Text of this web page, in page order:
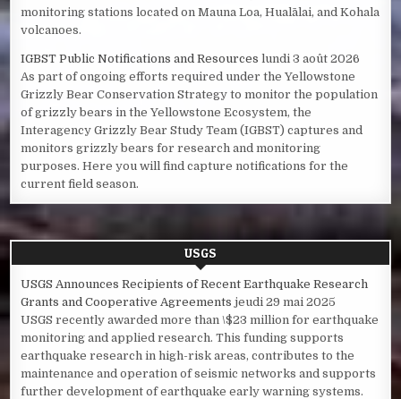
monitoring stations located on Mauna Loa, Hualālai, and Kohala
volcanoes.
IGBST Public Notifications and Resources lundi 3 août 2026
As part of ongoing efforts required under the Yellowstone
Grizzly Bear Conservation Strategy to monitor the population
of grizzly bears in the Yellowstone Ecosystem, the
Interagency Grizzly Bear Study Team (IGBST) captures and
monitors grizzly bears for research and monitoring
purposes. Here you will find capture notifications for the
current field season.
USGS
USGS Announces Recipients of Recent Earthquake Research
Grants and Cooperative Agreements jeudi 29 mai 2025
USGS recently awarded more than \$23 million for earthquake
monitoring and applied research. This funding supports
earthquake research in high-risk areas, contributes to the
maintenance and operation of seismic networks and supports
further development of earthquake early warning systems.